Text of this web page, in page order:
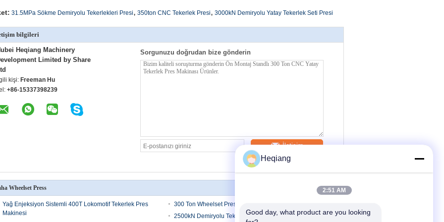
31.5MPa Sökme Demiryolu Tekerlekleri Presi, 350ton CNC Tekerlek Presi, 3000kN Demiryolu Yatay Tekerlek Seti Presi
bilgileri
Heqiang Machinery
Limited by Share
kişi: Freeman Hu
+86-15337398239
Sorgunuzu doğrudan bize gönderin
İletişim
Wheelset Press
Yağ Enjeksiyon Sistemli 400T Lokomotif Tekerlek Pres
Makinesi
300 Ton Wheelset Presi
2500kN Demiryolu Tekerlek Presi
Heqiang
2:51 AM
Good day, what product are you looking